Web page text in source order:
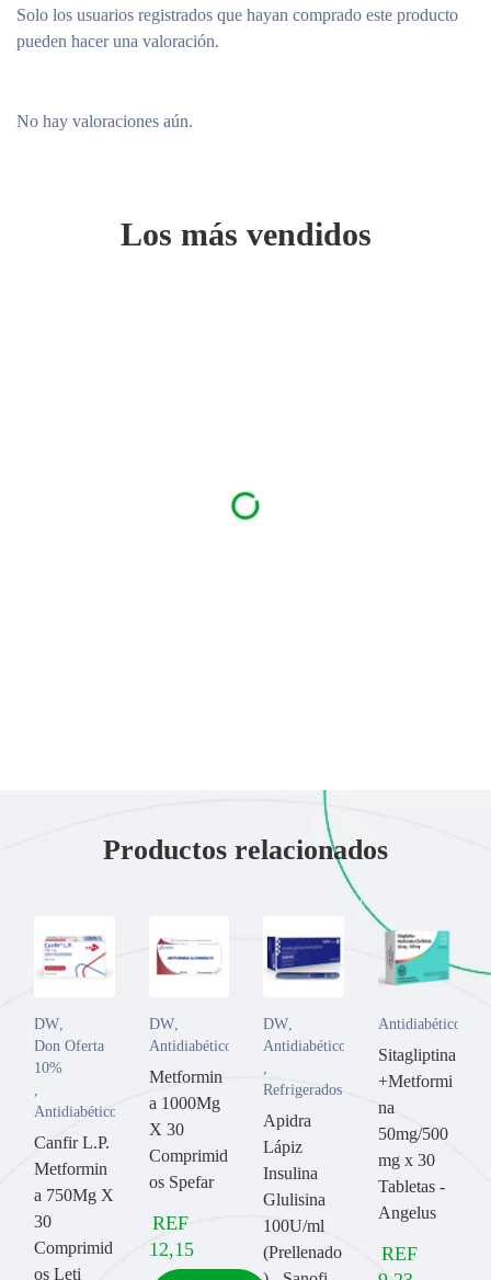
No hay valoraciones aún.
Solo los usuarios registrados que hayan comprado este producto
pueden hacer una valoración.
Los más vendidos
Productos relacionados
DW
Don Oferta
10%
Antidiabético
Canfir L.P.
Metformin
a 750Mg X
30
Comprimid
os Leti
DW,
Antidiabético
Metformin
a 1000Mg
X 30
Comprimid
os Spefar
REF
12,15
DW
Antidiabético
Refrigerados
Apidra
Lápiz
Insulina
Glulisina
100U/ml
(Prellenado
Antidiabético
Sitagliptina
+Metformi
na
50mg/500
mg x 30
Tabletas -
Angelus
REF